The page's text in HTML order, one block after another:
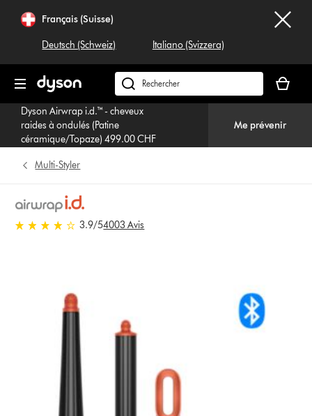
Français (Suisse)
Deutsch (Schweiz) Italiano (Svizzera)
Rechercher
dyson.ch
panier
est
Dyson Airwrap i.d.™ - cheveux
raides à ondulés (Patine
céramique/Topaze) 499.00 CHF
Me prévenir
Multi-Styler
Avis
3.9/54003 Avis